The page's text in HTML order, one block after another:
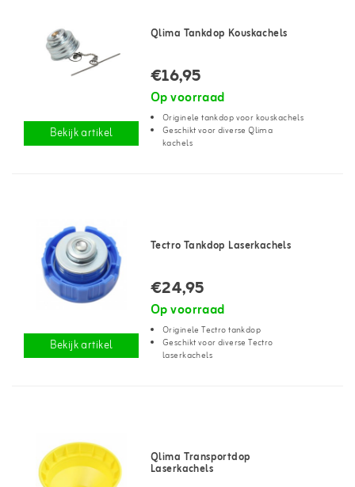
Bekijk artikel
Qlima Tankdop Kouskachels
€16,95
Op voorraad
Originele tankdop voor kouskachels
Geschikt voor diverse Qlima
kachels
Bekijk artikel
Tectro Tankdop Laserkachels
€24,95
Op voorraad
Originele Tectro tankdop
Geschikt voor diverse Tectro
laserkachels
Qlima Transportdop
Laserkachels